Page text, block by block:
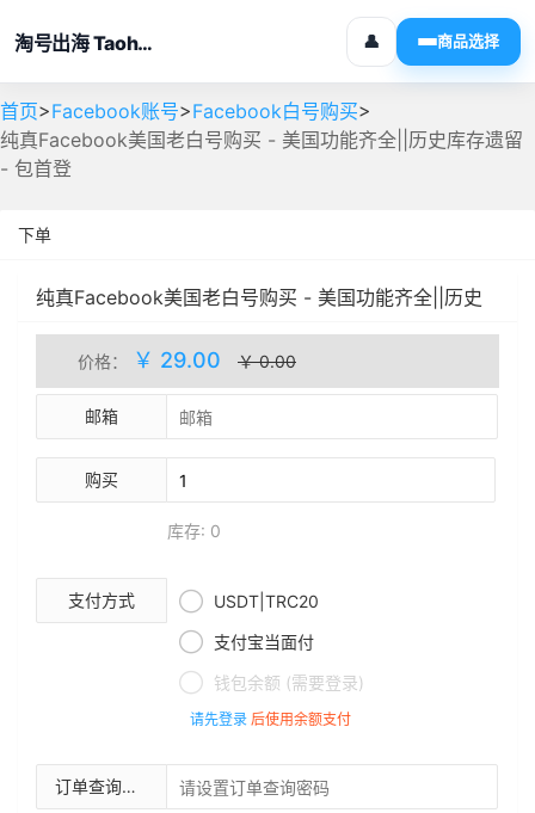
淘号出海 Taohaochuhai 👤 商品选择
首页>Facebook账号>Facebook白号购买>
纯真Facebook美国老白号购买 - 美国功能齐全||历史库存遗留
- 包首登
下单
纯真Facebook美国老白号购买 - 美国功能齐全||历史
库存遗留 - 包首登 自动发货 库存(0)
价格： ￥ 29.00 ￥ 0.00
邮箱
购买
库存: 0
支付方式  USDT|TRC20
 支付宝当面付
 钱包余额 (需要登录)
请先登录 后使用余额支付
订单查询密码